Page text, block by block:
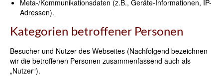
Meta-/Kommunikationsdaten (z.B., Geräte-Informationen, IP-
Adressen).
Kategorien betroffener Personen
Besucher und Nutzer des Webseites (Nachfolgend bezeichnen
wir die betroffenen Personen zusammenfassend auch als
„Nutzer“).